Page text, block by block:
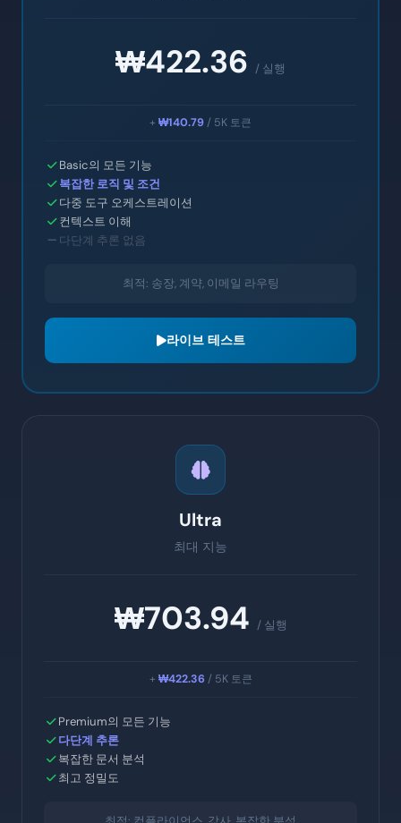
₩422.36 / 실행
+ ₩140.79/ 5K 토큰
Basic의 모든 기능
복잡한 로직 및 조건
다중 도구 오케스트레이션
컨텍스트 이해
다단계 추론 없음
최적: 송장, 계약, 이메일 라우팅
라이브 테스트
Ultra
최대 지능
₩703.94 / 실행
+ ₩422.36/ 5K 토큰
Premium의 모든 기능
다단계 추론
복잡한 문서 분석
최고 정밀도